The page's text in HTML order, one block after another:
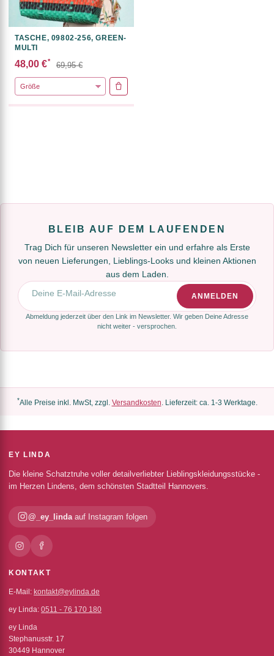
TASCHE, 09802-256, GREEN-
MULTI
48,00 €* 69,95 €
IN DEN WARENKORB
BLEIB AUF DEM LAUFENDEN
Trag Dich für unseren Newsletter ein und erfahre als Erste
von neuen Lieferungen, Lieblings-Looks und kleinen Aktionen
aus dem Laden.
E-Mail-Adresse
ANMELDEN
Abmeldung jederzeit über den Link im Newsletter. Wir geben Deine Adresse
nicht weiter - versprochen.
*Alle Preise inkl. MwSt, zzgl. Versandkosten . Lieferzeit: ca. 1-3 Werktage.
EY LINDA
Die kleine Schatztruhe voller detailverliebter Lieblingskleidungsstücke -
im Herzen Lindens, dem schönsten Stadtteil Hannovers.
@_ey_linda auf Instagram folgen
KONTAKT
E-Mail: kontakt@eylinda.de
ey Linda: 0511 - 76 170 180
ey Linda
Stephanusstr. 17
30449 Hannover